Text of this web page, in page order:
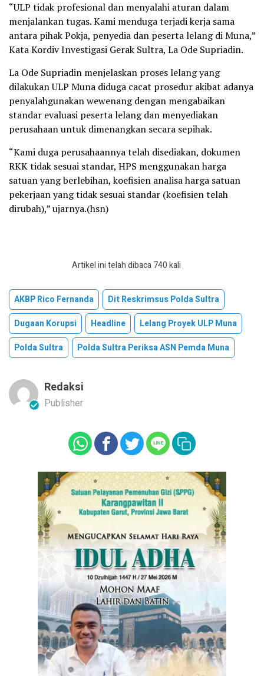
“ULP tidak profesional dan menyalahi aturan dalam
menjalankan tugas. Kami menduga terjadi kerja sama
antara pihak Pokja, penyedia dan peserta lelang di Muna,”
Kata Kordiv Investigasi Gerak Sultra, La Ode Supriadin.
La Ode Supriadin menjelaskan proses lelang yang
dilakukan ULP Muna diduga cacat prosedur akibat adanya
penyalahgunakan wewenang dengan mengabaikan
standar evaluasi peserta lelang dan menyediakan
perusahaan untuk dimenangkan secara sepihak.
“Kami duga perusahaannya telah disediakan, dokumen
RKK tidak sesuai standar, HPS menggunakan harga
satuan yang berlebihan, koefisien analisa harga satuan
pekerjaan yang tidak sesuai standar (koefisien telah
dirubah),” ujarnya.(hsn)
Artikel ini telah dibaca 740 kali
AKBP Rico Fernanda
Dit Reskrimsus Polda Sultra
Dugaan Korupsi
Headline
Lelang Proyek ULP Muna
Polda Sultra
Polda Sultra Periksa ASN Pemda Muna
Redaksi
Publisher